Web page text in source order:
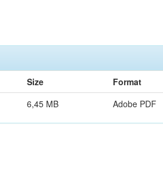
Size
Format
6,45 MB Adobe PDF